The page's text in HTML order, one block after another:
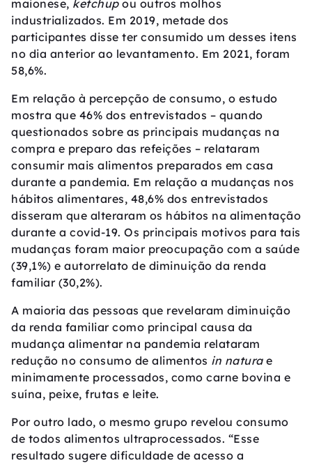
maionese, ketchupou outros molhos
industrializados. Em 2019, metade dos
participantes disse ter consumido um desses itens
no dia anterior ao levantamento. Em 2021, foram
58,6%.
Em relação à percepção de consumo, o estudo
mostra que 46% dos entrevistados – quando
questionados sobre as principais mudanças na
compra e preparo das refeições – relataram
consumir mais alimentos preparados em casa
durante a pandemia. Em relação a mudanças nos
hábitos alimentares, 48,6% dos entrevistados
disseram que alteraram os hábitos na alimentação
durante a covid-19. Os principais motivos para tais
mudanças foram maior preocupação com a saúde
(39,1%) e autorrelato de diminuição da renda
familiar (30,2%).
A maioria das pessoas que revelaram diminuição
da renda familiar como principal causa da
mudança alimentar na pandemia relataram
redução no consumo de alimentos in naturae
minimamente processados, como carne bovina e
suína, peixe, frutas e leite.
Por outro lado, o mesmo grupo revelou consumo
de todos alimentos ultraprocessados. “Esse
resultado sugere dificuldade de acesso a